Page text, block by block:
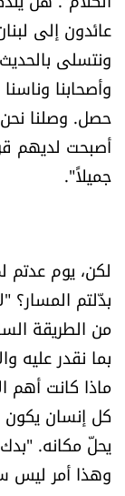
ونتسلى
وأصحابنا
حصل. وصلنا
أصبحت لديهم
جميلاً".
لكن، يوم عدتم
بدّلتم المسار؟
من الطريقة
بما نقدر عليه
ماذا كانت أهم
كل إنسان
يحلّ مكانه.
وهذا أمر ليس